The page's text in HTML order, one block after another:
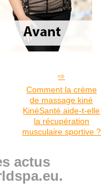
Comment la crème
de massage kiné
KinéSanté aide-t-elle
la récupération
musculaire sportive ?
actus